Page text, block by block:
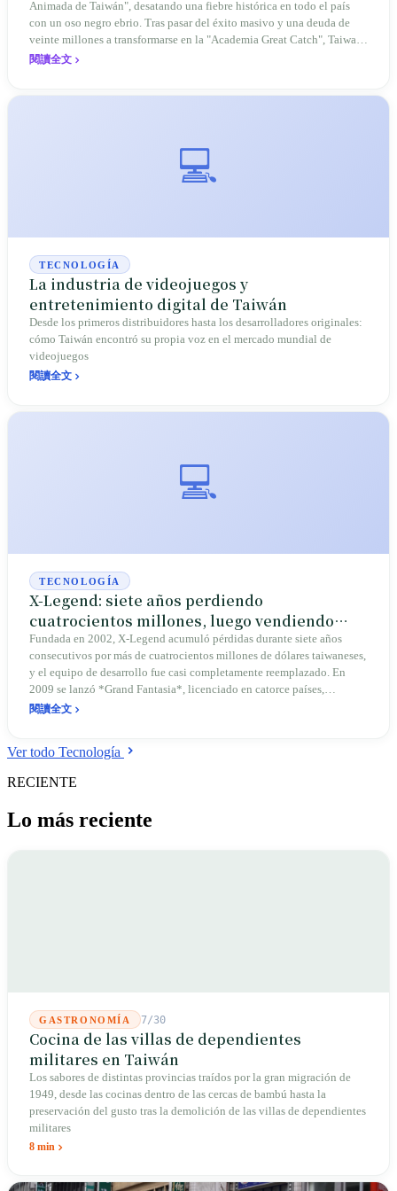
Animada de Taiwán", desatando una fiebre histórica en todo el país
con un oso negro ebrio. Tras pasar del éxito masivo y una deuda de
veinte millones a transformarse en la "Academia Great Catch", Taiwan
Bar ha redefinido los límites comerciales de la "traducción de
閱讀全文
💻
TECNOLOGÍA
La industria de videojuegos y
entretenimiento digital de Taiwán
Desde los primeros distribuidores hasta los desarrolladores originales:
cómo Taiwán encontró su propia voz en el mercado mundial de
videojuegos
閱讀全文
💻
TECNOLOGÍA
X-Legend: siete años perdiendo
cuatrocientos millones, luego vendiendo
juegos en catorce países
Fundada en 2002, X-Legend acumuló pérdidas durante siete años
consecutivos por más de cuatrocientos millones de dólares taiwaneses,
y el equipo de desarrollo fue casi completamente reemplazado. En
2009 se lanzó *Grand Fantasia*, licenciado en catorce países,
premiado en Japón, con ingresos equiparando los del mercado local
閱讀全文
Ver todo Tecnología
RECIENTE
Lo más reciente
GASTRONOMÍA 7/30
Cocina de las villas de dependientes
militares en Taiwán
Los sabores de distintas provincias traídos por la gran migración de
1949, desde las cocinas dentro de las cercas de bambú hasta la
preservación del gusto tras la demolición de las villas de dependientes
militares
8 min